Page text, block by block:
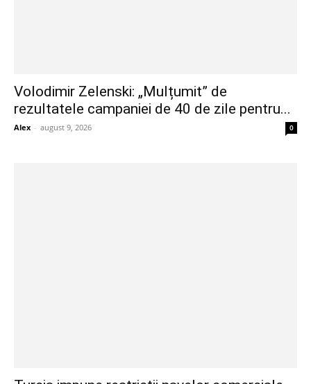
Volodimir Zelenski: „Mulțumit” de
rezultatele campaniei de 40 de zile pentru...
Alex - august 9, 2026 0